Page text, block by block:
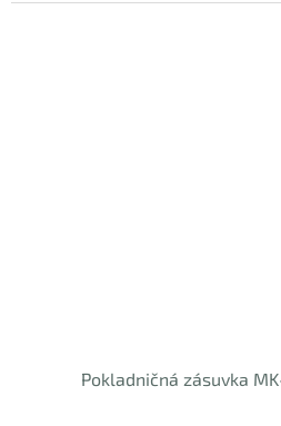
Pokladničná zásuvka